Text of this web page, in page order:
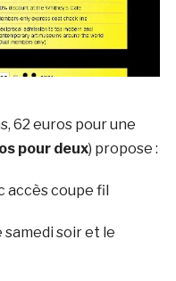
62 euros pour une
pour deux) propose :
accès coupe fil
soir et le